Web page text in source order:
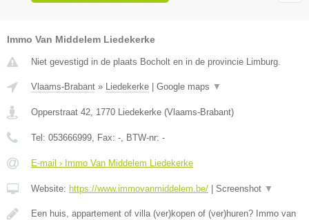
Immo Van Middelem Liedekerke
Niet gevestigd in de plaats Bocholt en in de provincie Limburg.
Vlaams-Brabant » Liedekerke Google maps ▼
Opperstraat 42 1770 Liedekerke (Vlaams-Brabant)
Tel: 053666999 , Fax: - , BTW-nr: -
E-mail › Immo Van Middelem Liedekerke
Website: https://www.immovanmiddelem.be/ Screenshot ▼
Een huis, appartement of villa (ver)kopen of (ver)huren? Immo van